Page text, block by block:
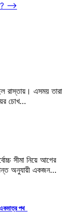
⟶
রাস্তায়। এসময় তারা
চোখ…
সীমা নিয়ে আগের
অনুযায়ী একজন…
একমাত্র পথ